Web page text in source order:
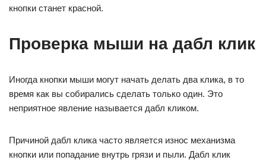
кнопки станет красной.
Проверка мыши на дабл клик
Иногда кнопки мыши могут начать делать два клика, в то
время как вы собирались сделать только один. Это
неприятное явление называется дабл кликом.
Причиной дабл клика часто является износ механизма
кнопки или попадание внутрь грязи и пыли. Дабл клик